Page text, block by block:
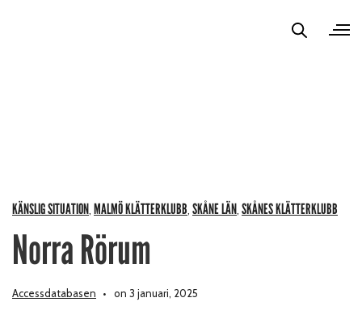
KÄNSLIG SITUATION, MALMÖ KLÄTTERKLUBB, SKÅNE LÄN, SKÅNES KLÄTTERKLUBB
Norra Rörum
Accessdatabasen on 3 januari, 2025